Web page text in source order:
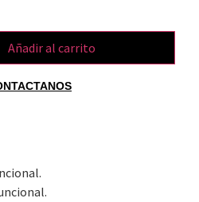
Añadir al carrito